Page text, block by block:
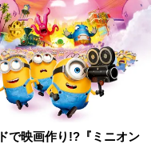
で映画作り!?『ミニオン